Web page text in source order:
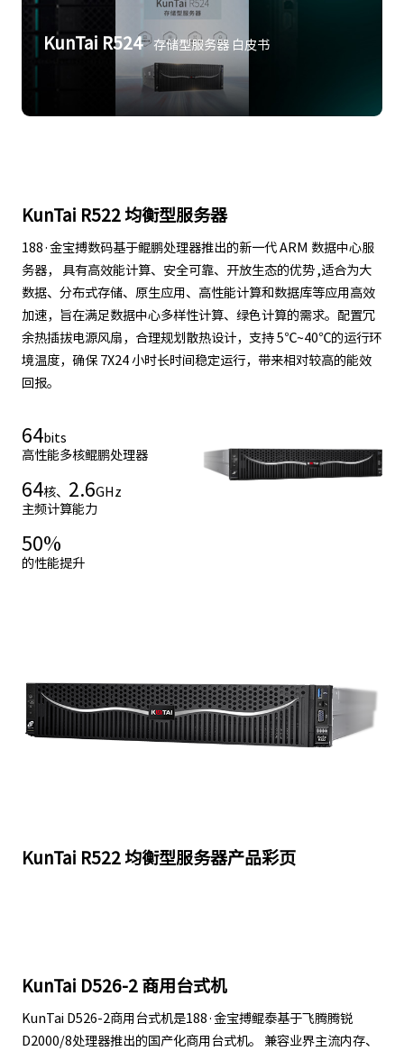
KunTai R524 存储型服务器 白皮书
KunTai R522 均衡型服务器
188·金宝搏数码基于鲲鹏处理器推出的新一代 ARM 数据中心服
务器， 具有高效能计算、安全可靠、开放生态的优势 ,适合为大
数据、分布式存储、原生应用、高性能计算和数据库等应用高效
加速，旨在满足数据中心多样性计算、绿色计算的需求。配置冗
余热插拔电源风扇，合理规划散热设计，支持 5℃~40℃的运行环
境温度，确保 7X24 小时长时间稳定运行，带来相对较高的能效
回报。
64bits
高性能多核鲲鹏处理器
64核、 2.6GHz
主频计算能力
50%
的性能提升
KunTai R522 均衡型服务器产品彩页
KunTai D526-2 商用台式机
KunTai D526-2商用台式机是188·金宝搏鲲泰基于飞腾腾锐
D2000/8处理器推出的国产化商用台式机。 兼容业界主流内存、